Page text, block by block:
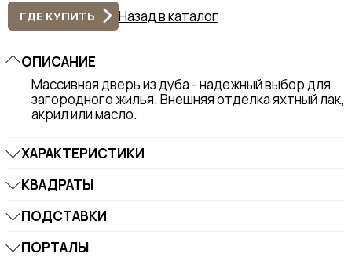
ГДЕ КУПИТЬ Назад в каталог
ОПИСАНИЕ
Массивная дверь из дуба - надежный выбор для
загородного жилья. Внешняя отделка яхтный лак,
акрил или масло.
ХАРАКТЕРИСТИКИ
КВАДРАТЫ
ПОДСТАВКИ
ПОРТАЛЫ